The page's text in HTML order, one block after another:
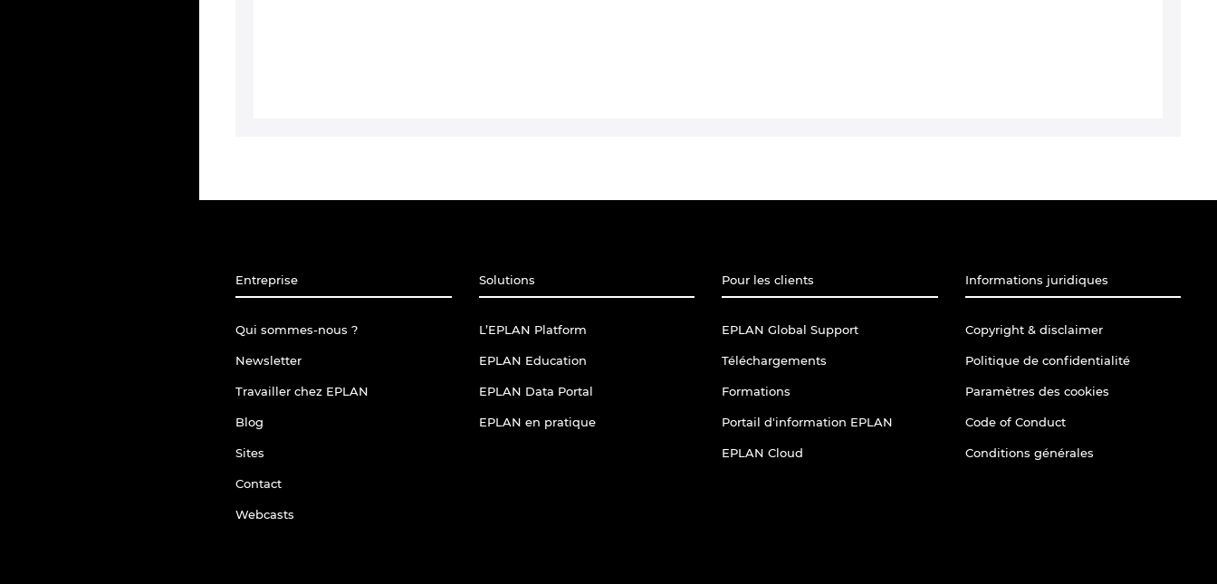
Entreprise
Qui sommes-nous ?
Newsletter
Travailler chez EPLAN
Blog
Sites
Contact
Webcasts
Solutions
L’EPLAN Platform
EPLAN Education
EPLAN Data Portal
EPLAN en pratique
Pour les clients
EPLAN Global Support
Téléchargements
Formations
Portail d'information EPLAN
EPLAN Cloud
Informations juridiques
Copyright & disclaimer
Politique de confidentialité
Paramètres des cookies
Code of Conduct
Conditions générales